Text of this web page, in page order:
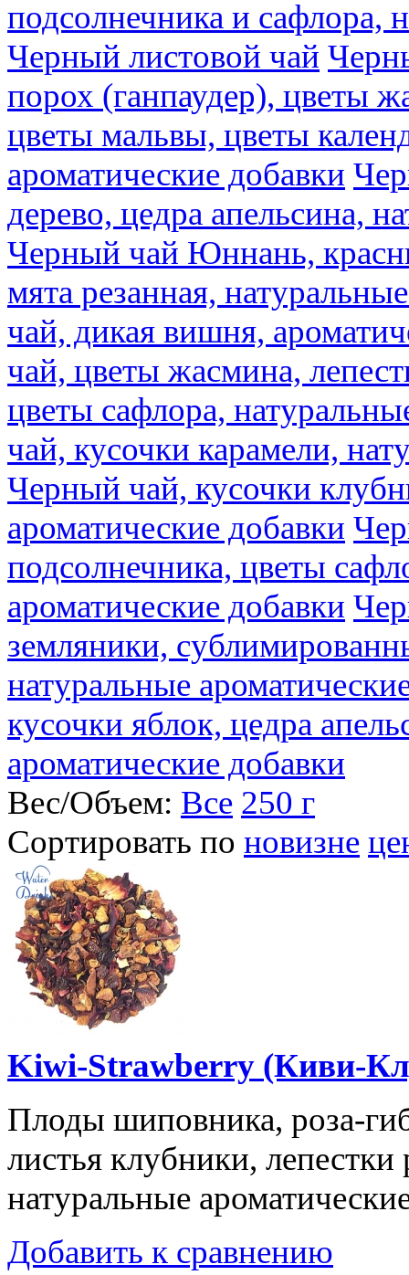
подсолнечника и сафлора,
Черный листовой чай
порох (ганпаудер), цветы
цветы мальвы, цветы
ароматические добавки
дерево, цедра апельсина,
Черный чай Юннань,
мята резанная,
чай, дикая вишня,
чай, цветы жасмина,
цветы сафлора,
чай, кусочки карамели,
Черный чай, кусочки
ароматические добавки
подсолнечника, цветы
ароматические добавки
земляники,
натуральные
кусочки яблок, цедра
ароматические добавки
Вес/Объем: Все 250 г
Сортировать по новизне
Kiwi-Strawberry (Киви-
Плоды шиповника, роза-
листья клубники,
натуральные
Добавить к сравнению